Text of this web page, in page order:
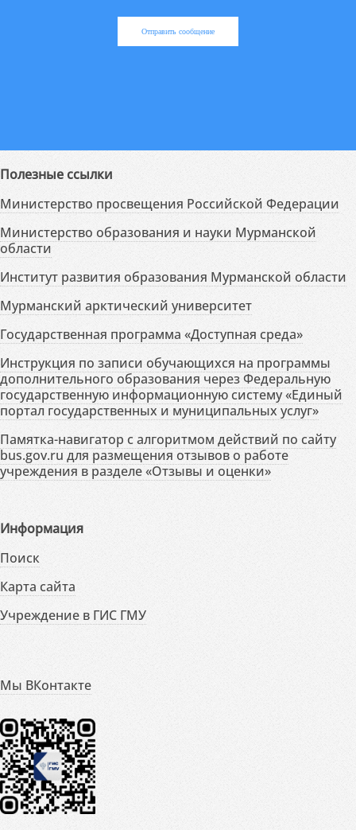
Отправить сообщение
Полезные ссылки
Министерство просвещения Российской Федерации
Министерство образования и науки Мурманской
области
Институт развития образования Мурманской области
Мурманский арктический университет
Государственная программа «Доступная среда»
Инструкция по записи обучающихся на программы
дополнительного образования через Федеральную
государственную информационную систему «Единый
портал государственных и муниципальных услуг»
Памятка-навигатор с алгоритмом действий по сайту
bus.gov.ru для размещения отзывов о работе
учреждения в разделе «Отзывы и оценки»
Информация
Поиск
Карта сайта
Учреждение в ГИС ГМУ
Мы ВКонтакте